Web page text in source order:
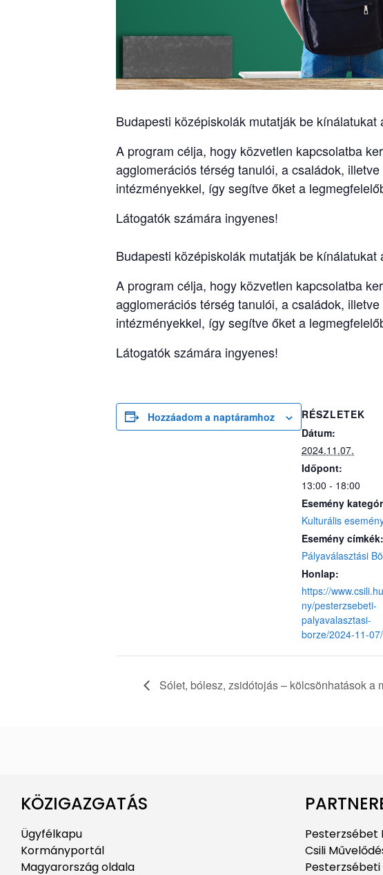
Budapesti középiskolák mutatják be
A program célja, hogy közvetlen kapcsolatba
agglomerációs térség tanulói, a családok,
intézményekkel, így segítve őket a
Látogatók számára ingyenes!
Budapesti középiskolák mutatják be
A program célja, hogy közvetlen kapcsolatba
agglomerációs térség tanulói, a családok,
intézményekkel, így segítve őket a
Látogatók számára ingyenes!
Hozzáadom a naptáramhoz
RÉSZLETEK
Dátum:
2024.11.07.
Időpont:
13:00 - 18:00
Esemény
Kulturális
Esemény címkék:
Pályaválasztási
Honlap:
https://
ny/pesterzsebeti-
palyavalasztasi-
borze/2024-11-07/
Sólet, bólesz, zsidótojás – kölcsönhatások a
KÖZIGAZGATÁS
Ügyfélkapu
Kormányportál
Magyarország oldala
Pesterzsébet
Csili
Pesterzsébeti